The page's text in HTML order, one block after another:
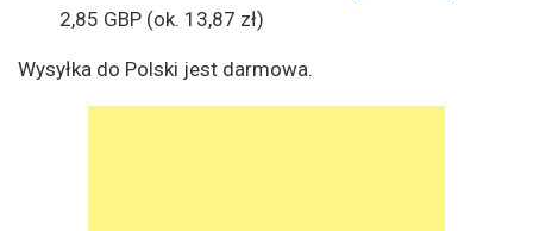
2,85 GBP (ok. 13,87 zł)
Wysyłka do Polski jest darmowa.